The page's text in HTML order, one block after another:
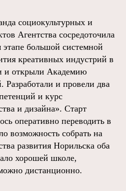
социокультурных и
Агентства сосредоточила
большой системной
креативных индустрий в
и открыли Академию
Разработали и провели два
и курс
и дизайна». Старт
оперативно переводить в
возможность собрать на
развития Норильска оба
хорошей школе,
дистанционно.